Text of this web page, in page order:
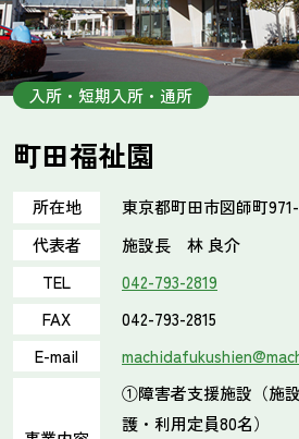
入所・短期入所・通所
町田福祉園
所在地 東京都町田市図師町
代表者
施設長 林 良介
TEL
042-793-2819
FAX
042-793-2815
E-mail
①障害者支援施設（施
護・利用定員80名）